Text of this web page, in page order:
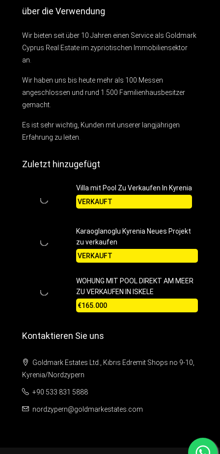
über die Verwendung
Wir bieten seit über 10 Jahren einen Service als Goldmark
Cyprus Real Estate im zypriotischen Immobiliensektor
an.
Wir haben uns bis heute mehr als 100 Messen
angeschlossen und rund 1.500 Familienhausbesitzer
gemacht.
Es ist sehr wichtig, Kunden mit unserer langjährigen
Erfahrung zu leiten.
Zuletzt hinzugefügt
Villa mit Pool Zu Verkaufen In Kyrenia
VERKAUFT
Karaoglanoglu Kyrenia Neues Projekt
zu verkaufen
VERKAUFT
WOHUNG MIT POOL DIREKT AM MEER
ZU VERKAUFEN IN ISKELE
€165.000
Kontaktieren Sie uns
Goldmark Estates Ltd., Kıbrıs Edremit Shops no 9-10,
Kyrenia/Nordzypern
+90 533 831 5888
nordzypern@goldmarkestates.com